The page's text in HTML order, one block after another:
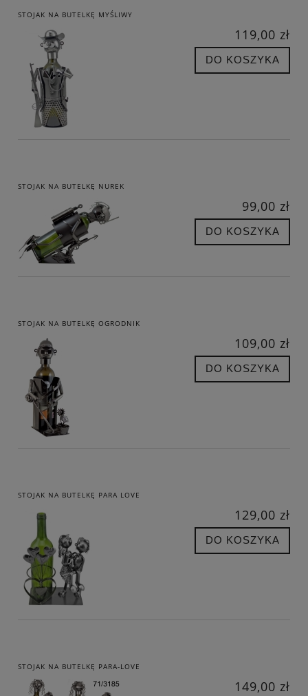
STOJAK NA BUTELKĘ MYŚLIWY
119,00 zł
DO KOSZYKA
STOJAK NA BUTELKĘ NUREK
99,00 zł
DO KOSZYKA
STOJAK NA BUTELKĘ OGRODNIK
109,00 zł
DO KOSZYKA
STOJAK NA BUTELKĘ PARA LOVE
129,00 zł
DO KOSZYKA
STOJAK NA BUTELKĘ PARA-LOVE
149,00 zł